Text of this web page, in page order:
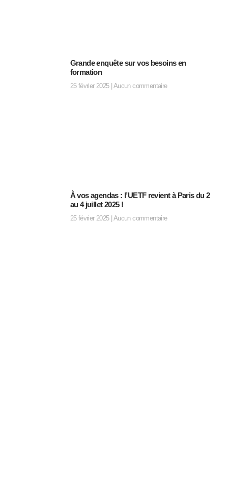
Grande enquête sur vos besoins en
formation
25 février 2025 Aucun commentaire
À vos agendas : l’UETF revient à Paris du 2
au 4 juillet 2025 !
25 février 2025 Aucun commentaire